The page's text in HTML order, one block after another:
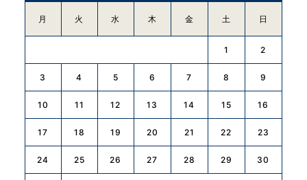
月 火 水 木 金 土 日
1 2
3 4 5 6 7 8 9
10 11 12 13 14 15 16
17 18 19 20 21 22 23
24 25 26 27 28 29 30